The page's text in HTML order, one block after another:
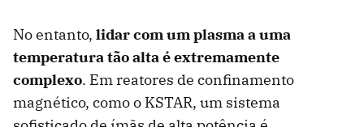
No entanto, lidar com um plasma a uma
temperatura tão alta é extremamente
complexo. Em reatores de confinamento
magnético, como o KSTAR, um sistema